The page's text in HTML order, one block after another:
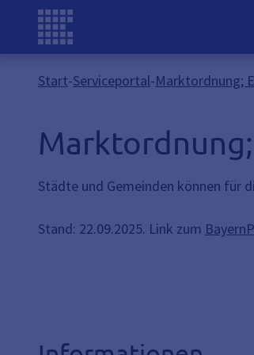
Start-Serviceportal-Marktordnung;
Städte und Gemeinden können für
Stand: 22.09.2025. Link zum